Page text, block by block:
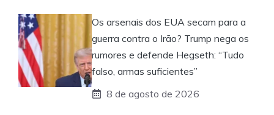
Os arsenais dos EUA secam para a
guerra contra o Irão? Trump nega os
rumores e defende Hegseth: “Tudo
falso, armas suficientes”
8 de agosto de 2026